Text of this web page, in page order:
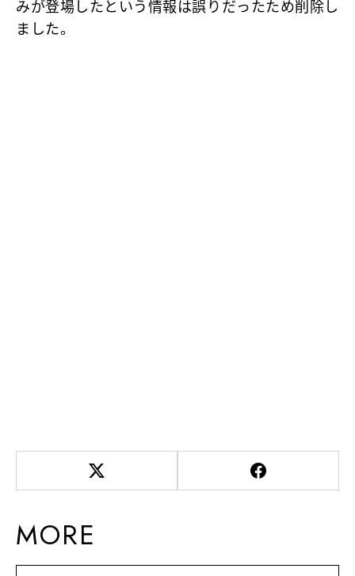
みが登場したという情報は誤りだったため削除し
ました。
MORE